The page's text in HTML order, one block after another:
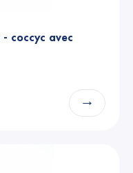
- coccyc avec
→